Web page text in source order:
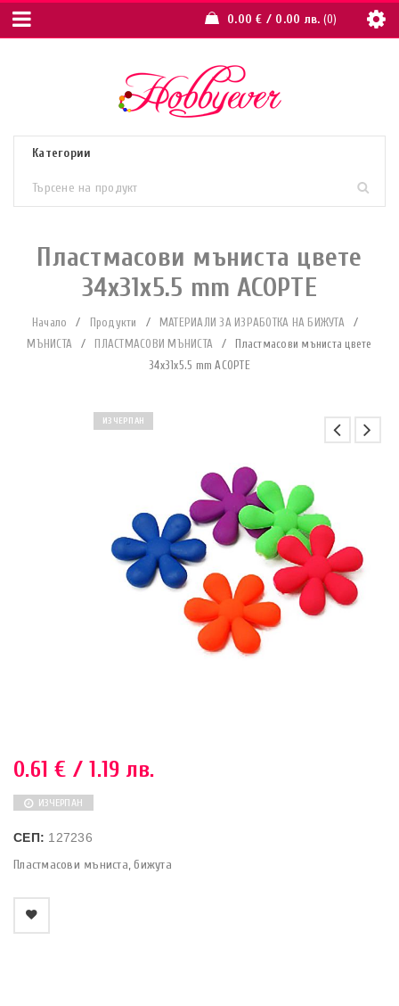
0.00€ / 0.00 лв. 0
Пластмасови мъниста цвете
34x31x5.5 mm АСОРТЕ
Начало / Продукти / МАТЕРИАЛИ ЗА ИЗРАБОТКА НА БИЖУТА
/
МЪНИСТА
/ ПЛАСТМАСОВИ МЪНИСТА /
Пластмасови мъниста цвете
34x31x5.5 mm АСОРТЕ
ИЗЧЕРПАН
0.61€ / 1.19 лв.
ИЗЧЕРПАН
СЕП: 127236
Пластмасови мъниста, бижута